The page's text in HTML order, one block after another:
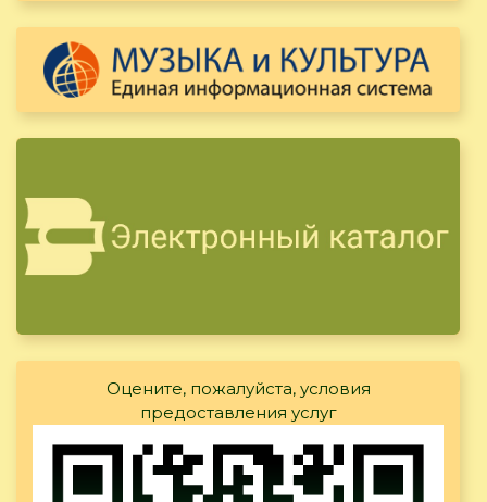
Оцените, пожалуйста, условия
предоставления услуг